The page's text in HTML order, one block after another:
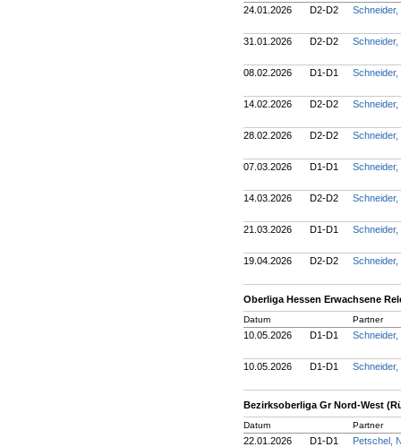
24.01.2026 D2-D2
31.01.2026 D2-D2
08.02.2026 D1-D1
14.02.2026 D2-D2
28.02.2026 D2-D2
07.03.2026 D1-D1
14.03.2026 D2-D2
21.03.2026 D1-D1
19.04.2026 D2-D2
Oberliga Hessen Erwachsene
Datum Partner
10.05.2026 D1-D1
10.05.2026 D1-D1
Bezirksoberliga Gr Nord-West
Datum Partner
22.01.2026 D1-D1 Petschel,